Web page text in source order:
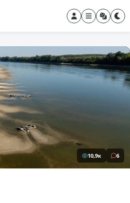
10,9к 6